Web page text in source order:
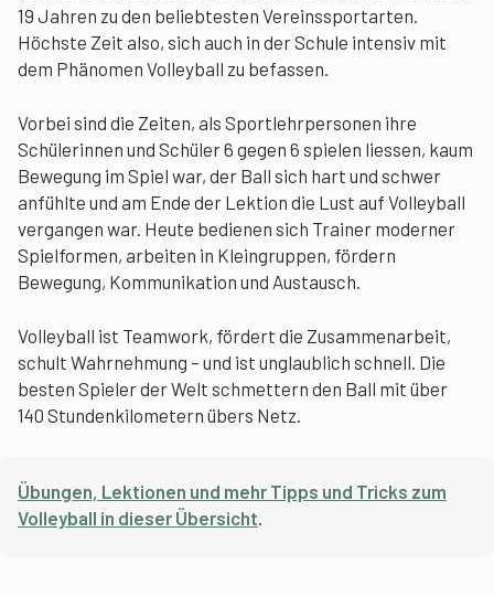
19 Jahren zu den beliebtesten Vereinssportarten.
Höchste Zeit also, sich auch in der Schule intensiv mit
dem Phänomen Volleyball zu befassen.
Vorbei sind die Zeiten, als Sportlehrpersonen ihre
Schülerinnen und Schüler 6 gegen 6 spielen liessen, kaum
Bewegung im Spiel war, der Ball sich hart und schwer
anfühlte und am Ende der Lektion die Lust auf Volleyball
vergangen war. Heute bedienen sich Trainer moderner
Spielformen, arbeiten in Kleingruppen, fördern
Bewegung, Kommunikation und Austausch.
Volleyball ist Teamwork, fördert die Zusammenarbeit,
schult Wahrnehmung – und ist unglaublich schnell. Die
besten Spieler der Welt schmettern den Ball mit über
140 Stundenkilometern übers Netz.
Übungen, Lektionen und mehr Tipps und Tricks zum
Volleyball in dieser Übersicht